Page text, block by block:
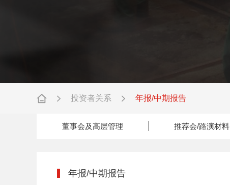
投资者关系 年报/中期报告
董事会及高层管理 推荐会/路演材料
年报/中期报告